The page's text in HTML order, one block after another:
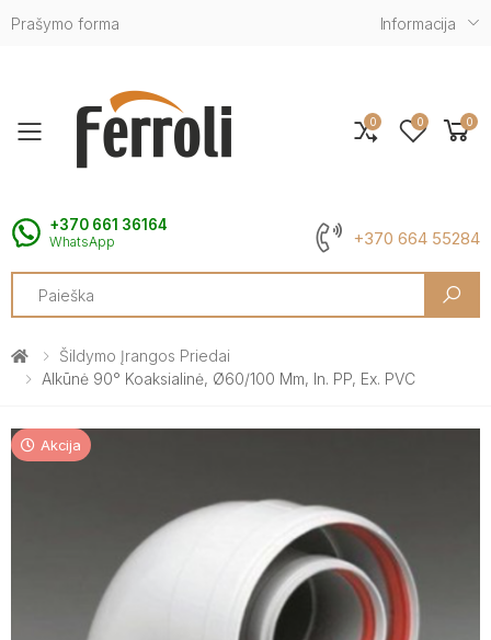
Prašymo forma Informacija
Toggle mobile menu
+370 661 36164
WhatsApp +370 664 55284
Search
0 0 0
Šildymo Įrangos Priedai
Alkūnė 90° Koaksialinė, Ø60/100 Mm, In. PP, Ex. PVC
Akcija